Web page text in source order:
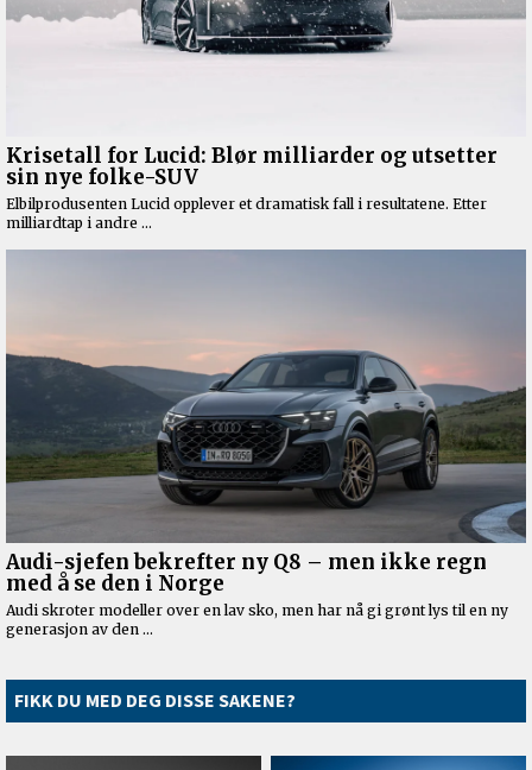
FIKK DU MED DEG DISSE SAKENE?